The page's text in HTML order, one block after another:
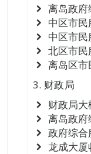
离岛政
中区市
中区市
北区市
离岛区
3. 财政局
财政局
离岛政府
政府综合
龙成大厦